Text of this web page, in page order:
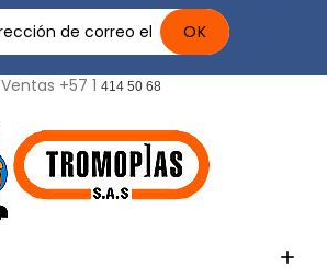
Ventas +57 1 414 50 68
